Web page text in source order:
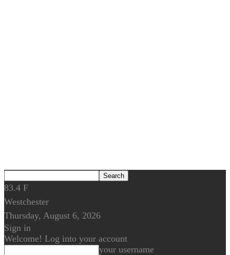
83.4 F
Westchester
Thursday, August 6, 2026
Sign in
Welcome! Log into your account
your username